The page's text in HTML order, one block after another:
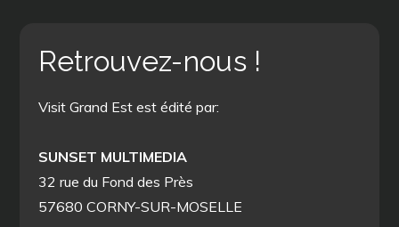
Retrouvez-nous !
Visit Grand Est est édité par:
SUNSET MULTIMEDIA
32 rue du Fond des Près
57680 CORNY-SUR-MOSELLE